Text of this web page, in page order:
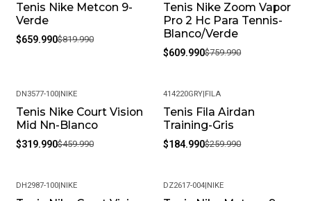
-20%
Tenis Nike Metcon 9-
Verde
$659.990$819.990
-20%
Tenis Nike Zoom Vapor
Pro 2 Hc Para Tennis-
Blanco/Verde
$609.990$759.990
-30%
DN3577-100| NIKE
Tenis Nike Court Vision
Mid Nn-Blanco
$319.990$459.990
-29%
414220GRY FILA
Tenis Fila Airdan
Training-Gris
$184.990$259.990
DH2987-100| NIKE DZ2617-004 NIKE